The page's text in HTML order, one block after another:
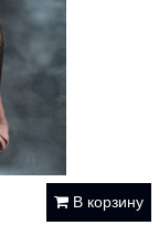
В корзину